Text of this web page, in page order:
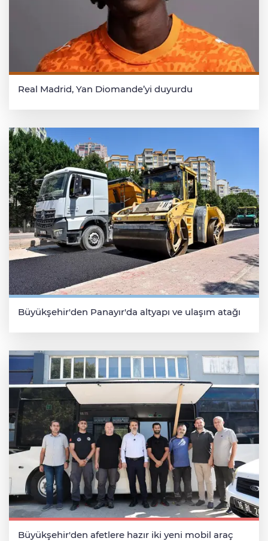
Real Madrid, Yan Diomande’yi duyurdu
Büyükşehir'den Panayır'da altyapı ve ulaşım atağı
Büyükşehir'den afetlere hazır iki yeni mobil araç